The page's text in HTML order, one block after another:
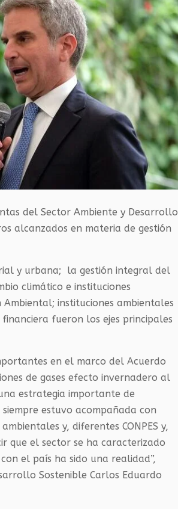
del Sector Ambiente y Desarrollo
alcanzados en materia de gestión
y urbana; la gestión integral del
climático e instituciones
Ambiental; instituciones ambientales
fueron los ejes principales
en el marco del Acuerdo
de gases efecto invernadero al
estrategia importante de
estuvo acompañada con
y, diferentesCONPES y,
que el sector se ha caracterizado
el país ha sido una realidad”,
Sostenible Carlos Eduardo